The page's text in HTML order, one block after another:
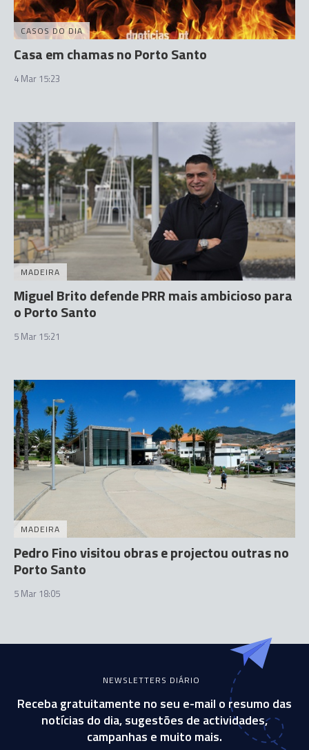
CASOS DO DIA
Casa em chamas no Porto Santo
4 Mar 15:23
MADEIRA
Miguel Brito defende PRR mais ambicioso para
o Porto Santo
5 Mar 15:21
MADEIRA
Pedro Fino visitou obras e projectou outras no
Porto Santo
5 Mar 18:05
NEWSLETTERS DIÁRIO
Receba gratuitamente no seu e-mail o resumo das
notícias do dia, sugestões de actividades,
campanhas e muito mais.